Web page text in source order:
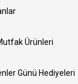
Ürünleri
Günü Hediyeleri